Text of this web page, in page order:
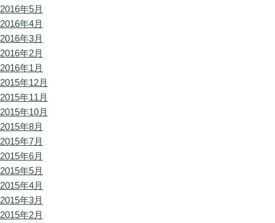
2016年5月
2016年4月
2016年3月
2016年2月
2016年1月
2015年12月
2015年11月
2015年10月
2015年8月
2015年7月
2015年6月
2015年5月
2015年4月
2015年3月
2015年2月